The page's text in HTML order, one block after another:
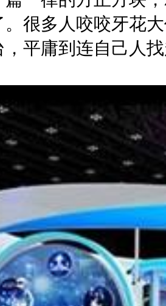
。很多人咬咬牙花
平庸到连自己人